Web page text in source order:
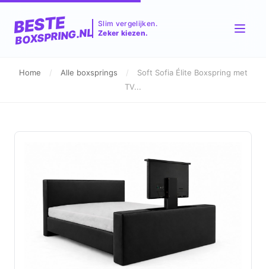
BESTE
BOXSPRING.NL
Slim vergelijken.
Zeker kiezen.
Home / Alle boxsprings /
Soft Sofia Élite Boxspring met
TV...